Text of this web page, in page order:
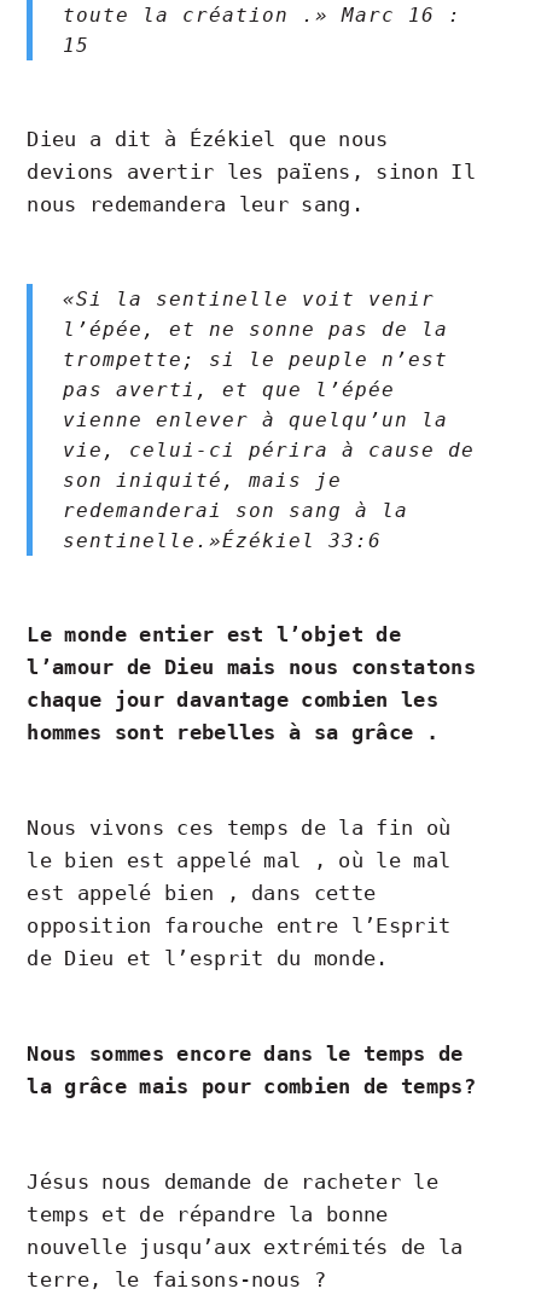
toute la création .» Marc 16 :
15
Dieu a dit à Ézékiel que nous
devions avertir les païens, sinon Il
nous redemandera leur sang.
«Si la sentinelle voit venir
l’épée, et ne sonne pas de la
trompette; si le peuple n’est
pas averti, et que l’épée
vienne enlever à quelqu’un la
vie, celui-ci périra à cause de
son iniquité, mais je
redemanderai son sang à la
sentinelle.»Ézékiel‬ ‭33‬:‭6‬
Le monde entier est l’objet de
l’amour de Dieu mais nous constatons
chaque jour davantage combien les
hommes sont rebelles à sa grâce .
Nous vivons ces temps de la fin où
le bien est appelé mal , où le mal
est appelé bien , dans cette
opposition farouche entre l’Esprit
de Dieu et l’esprit du monde.
Nous sommes encore dans le temps de
la grâce mais pour combien de temps?
Jésus nous demande de racheter le
temps et de répandre la bonne
nouvelle jusqu’aux extrémités de la
terre, le faisons-nous ?